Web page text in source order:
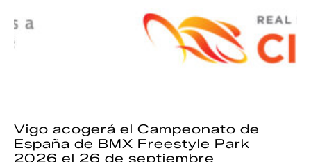
Vigo acogerá el Campeonato de
España de BMX Freestyle Park
2026 el 26 de septiembre